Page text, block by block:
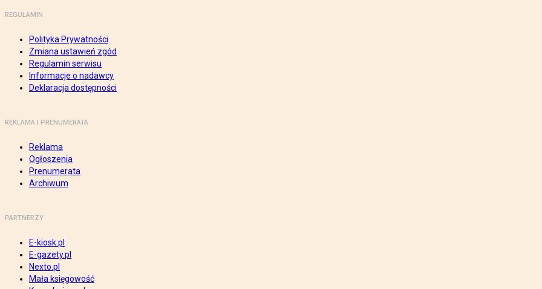
REGULAMIN
Polityka Prywatności
Zmiana ustawień zgód
Regulamin serwisu
Informacje o nadawcy
Deklaracja dostępności
REKLAMA I PRENUMERATA
Reklama
Ogłoszenia
Prenumerata
Archiwum
PARTNERZY
E-kiosk.pl
E-gazety.pl
Nexto.pl
Mała księgowość